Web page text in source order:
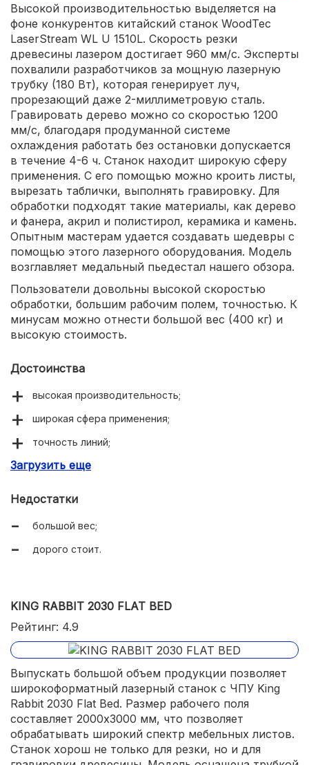
Высокой производительностью выделяется на
фоне конкурентов китайский станок WoodTec
LaserStream WL U 1510L. Скорость резки
древесины лазером достигает 960 мм/с. Эксперты
похвалили разработчиков за мощную лазерную
трубку (180 Вт), которая генерирует луч,
прорезающий даже 2-миллиметровую сталь.
Гравировать дерево можно со скоростью 1200
мм/с, благодаря продуманной системе
охлаждения работать без остановки допускается
в течение 4-6 ч. Станок находит широкую сферу
применения. С его помощью можно кроить листы,
вырезать таблички, выполнять гравировку. Для
обработки подходят такие материалы, как дерево
и фанера, акрил и полистирол, керамика и камень.
Опытным мастерам удается создавать шедевры с
помощью этого лазерного оборудования. Модель
возглавляет медальный пьедестал нашего обзора.
Пользователи довольны высокой скоростью
обработки, большим рабочим полем, точностью. К
минусам можно отнести большой вес (400 кг) и
высокую стоимость.
Достоинства
высокая производительность;
широкая сфера применения;
точность линий;
широкая рабочая зона.
Загрузить еще
Недостатки
большой вес;
дорого стоит.
KING RABBIT 2030 FLAT BED
Рейтинг: 4.9
Выпускать большой объем продукции позволяет
широкоформатный лазерный станок с ЧПУ King
Rabbit 2030 Flat Bed. Размер рабочего поля
составляет 2000х3000 мм, что позволяет
обрабатывать широкий спектр мебельных листов.
Станок хорош не только для резки, но и для